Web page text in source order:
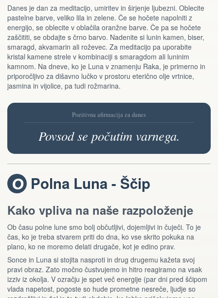
Danes je dan za meditacijo, umiritev in širjenje ljubezni. Oblecite
pastelne barve, veliko lila in zelene. Če se hočete napolniti z
energijo, se oblecite v oblačila oranžne barve. Če pa se hočete
zaščititi, se obdajte s črno barvo. Nadenite si lunin kamen, biser,
smaragd, akvamarin ali roževec. Za meditacijo pa uporabite
kristal kamene strele v kombinaciji s smaragdom ali luninim
kamnom. Na dneve, ko je Luna v znamenju Raka, je primerno in
priporočljivo za dišavno lučko v prostoru eterično olje vrtnice,
jasmina in vijolice, pa tudi rožmarina.
Pozitivna afirmacija za danes
Povsod se počutim varnega.
U Polna Luna - Ščip
Kako vpliva na naše razpoloženje
Ob času polne lune smo bolj občutljivi, dojemljivi in čuječi. To je
čas, ko je treba stvarem priti do dna, ko vse skrito pokuka na
plano, ko ne moremo delati drugače, kot je edino prav.
Sonce in Luna si stojita nasproti in drug drugemu kažeta svoj
pravi obraz. Zato močno čustvujemo in hitro reagiramo na vsak
izziv iz okolja. V ozračju je spet več energije (par dni pred ščipom
vlada napetost, pogoste so hude prometne nesreče, ljudje so